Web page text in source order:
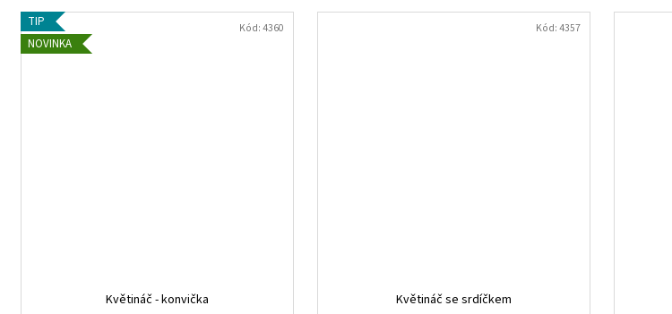
TIP
NOVINKA
Květináč - konvička
Kód:4360
Květináč se srdíčkem
Kód:4357